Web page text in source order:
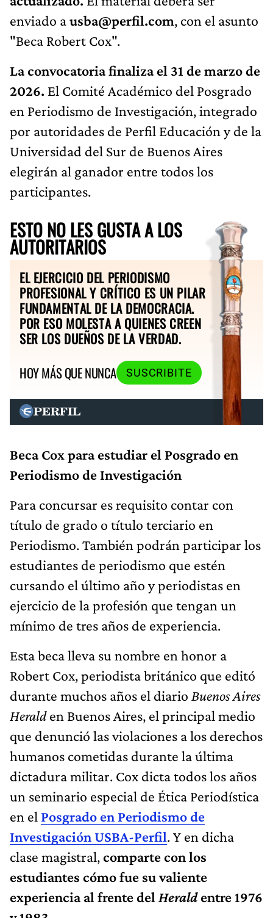
enviado ausba@perfil.com, con el asunto
"Beca Robert Cox".
La convocatoria finaliza el 31 de marzo de
2026. El Comité Académico del Posgrado
en Periodismo de Investigación, integrado
por autoridades de Perfil Educación y de la
Universidad del Sur de Buenos Aires
elegirán al ganador entre todos los
participantes.
ESTO NO LES GUSTA A LOS
AUTORITARIOS
EL EJERCICIO DEL PERIODISMO
PROFESIONAL Y CRÍTICO ES UN PILAR
FUNDAMENTAL DE LA DEMOCRACIA.
POR ESO MOLESTA A QUIENES CREEN
SER LOS DUEÑOS DE LA VERDAD.
HOY MÁS QUE NUNCA
SUSCRIBITE
Beca Cox para estudiar el Posgrado en
Periodismo de Investigación
Para concursar es requisito contar con
título de grado o título terciario en
Periodismo. También podrán participar los
estudiantes de periodismo que estén
cursando el último año y periodistas en
ejercicio de la profesión que tengan un
mínimo de tres años de experiencia.
Esta beca lleva su nombre en honor a
Robert Cox, periodista británico que editó
durante muchos años el diario Buenos Aires
Heralden Buenos Aires, el principal medio
que denunció las violaciones a los derechos
humanos cometidas durante la última
dictadura militar. Cox dicta todos los años
un seminario especial de Ética Periodística
en el Posgrado en Periodismo de
Investigación USBA-Perfil. Y en dicha
clase magistral,comparte con los
estudiantes cómo fue su valiente
experiencia al frente del Heraldentre 1976